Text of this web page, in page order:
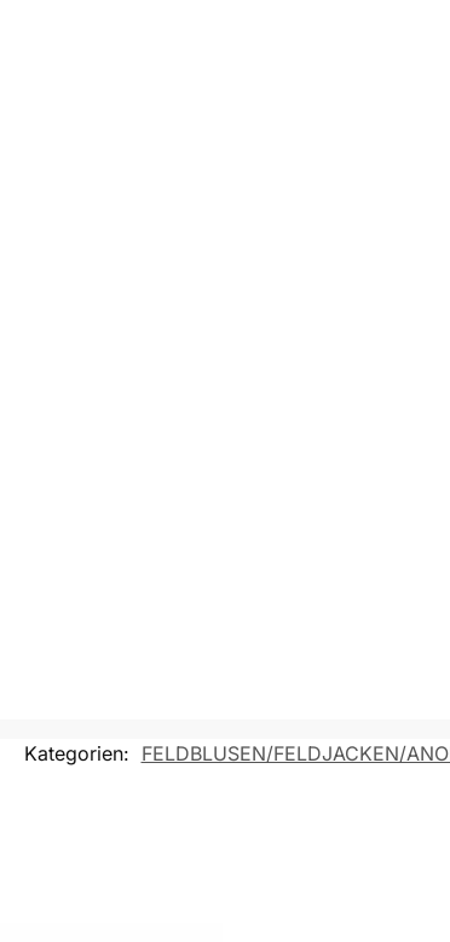
Kategorien: FELDBLUSEN/FELDJACKEN/